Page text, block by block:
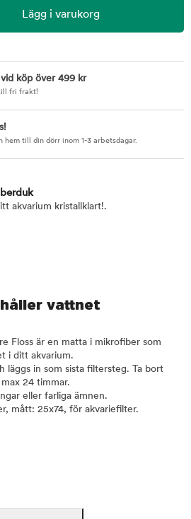
köp över 499 kr
fri frakt!
hem till din dörr inom 1-3 arbetsdagar.
akvarium kristallklart!.
håller vattnet
Floss är en matta i mikrofiber som
i ditt akvarium.
läggs in som sista filtersteg. Ta bort
24 timmar.
eller farliga ämnen.
mått: 25x74, för akvariefilter.